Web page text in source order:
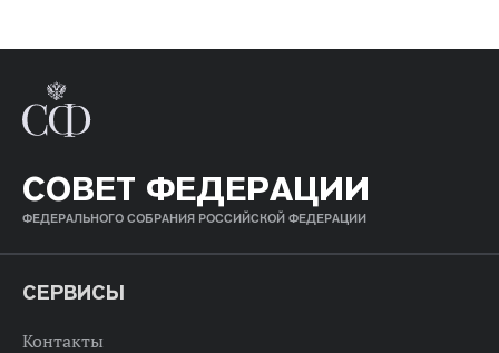
СОВЕТ ФЕДЕРАЦИИ
ФЕДЕРАЛЬНОГО СОБРАНИЯ РОССИЙСКОЙ ФЕДЕРАЦИИ
СЕРВИСЫ
Контакты